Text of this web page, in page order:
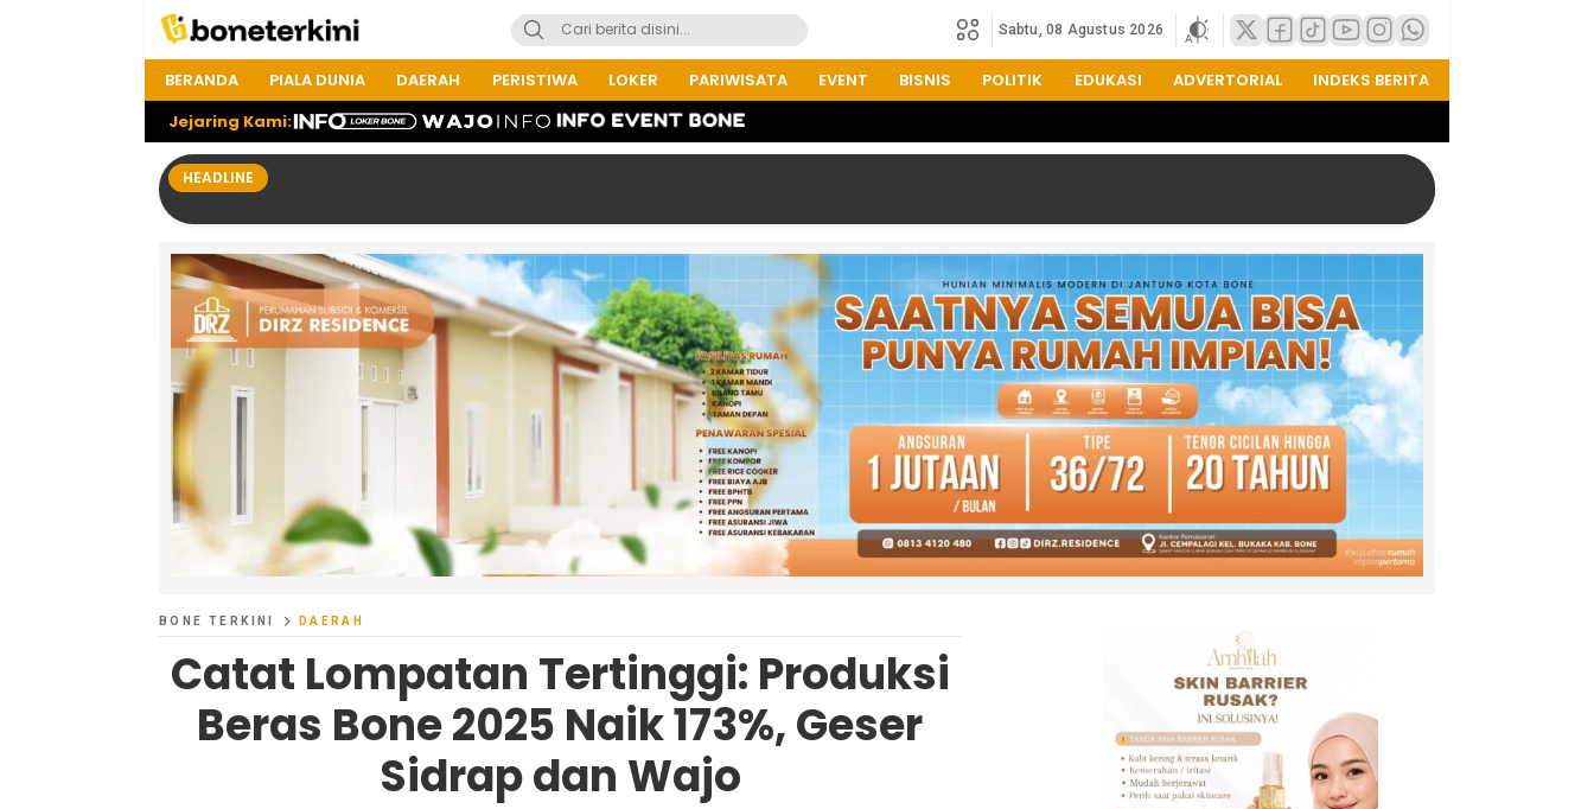
Sabtu, 08 Agustus 2026
BERANDA PIALA DUNIA DAERAH PERISTIWA LOKER PARIWISATA EVENT BISNIS POLITIK EDUKASI ADVERTORIAL
INDEKS BERITA
Jejaring Kami:
HEADLINE
BONE TERKINI DAERAH
Catat Lompatan Tertinggi: Produksi
Beras Bone 2025 Naik 173%, Geser
Sidrap dan Wajo